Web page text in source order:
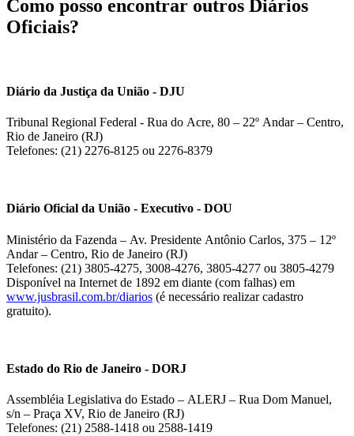
Como posso encontrar outros Diários
Oficiais?
Diário da Justiça da União - DJU
Tribunal Regional Federal - Rua do Acre, 80 – 22º Andar – Centro,
Rio de Janeiro (RJ)
Telefones: (21) 2276-8125 ou 2276-8379
Diário Oficial da União - Executivo - DOU
Ministério da Fazenda – Av. Presidente Antônio Carlos, 375 – 12º
Andar – Centro, Rio de Janeiro (RJ)
Telefones: (21) 3805-4275, 3008-4276, 3805-4277 ou 3805-4279
Disponível na Internet de 1892 em diante (com falhas) em
www.jusbrasil.com.br/diarios (é necessário realizar cadastro
gratuito).
Estado do Rio de Janeiro - DORJ
Assembléia Legislativa do Estado – ALERJ – Rua Dom Manuel,
s/n – Praça XV, Rio de Janeiro (RJ)
Telefones: (21) 2588-1418 ou 2588-1419